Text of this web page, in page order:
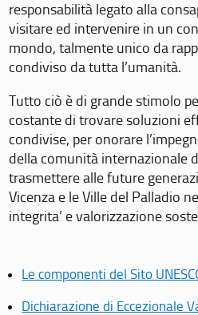
responsabilità legato alla
visitare ed intervenire in un
mondo, talmente unico da
condiviso da tutta l’umanità.
Tutto ciò è di grande stimolo
costante di trovare soluzioni
condivise, per onorare
della comunità internazionale
trasmettere alle future
Vicenza e le Ville del Palladio
integrita’ e valorizzazione
Le componenti del Sito
Dichiarazione di Eccezionale